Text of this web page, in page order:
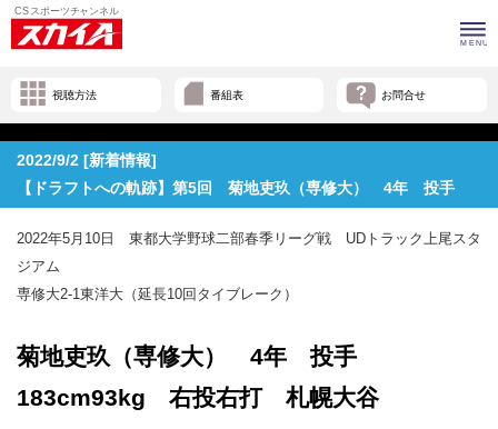
視聴方法 番組表 お問合せ
2022/9/2 [新着情報]
【ドラフトへの軌跡】第5回 菊地吏玖（専修大） 4年 投手
2022年5月10日 東都大学野球二部春季リーグ戦 UDトラック上尾スタ
ジアム
専修大2-1東洋大（延長10回タイブレーク）
菊地吏玖（専修大） 4年 投手
183cm93kg 右投右打 札幌大谷